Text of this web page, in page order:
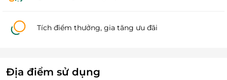
Tích điểm thưởng, gia tăng ưu đãi
Địa điểm sử dụng